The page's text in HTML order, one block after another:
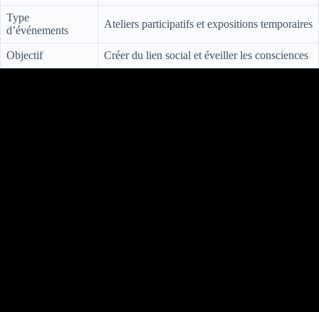
Type
d’événements
Ateliers participatifs et expositions temporaires
Objectif Créer du lien social et éveiller les consciences